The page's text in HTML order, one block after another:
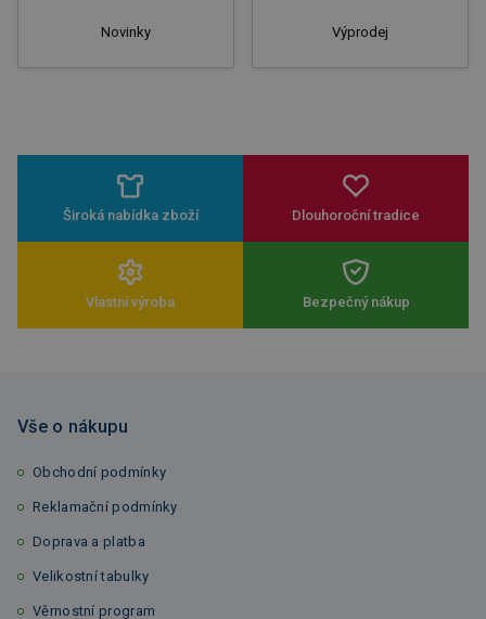
Novinky Výprodej
Široká nabídka zboží Dlouhoroční tradice
Vlastní výroba Bezpečný nákup
Vše o nákupu
Obchodní podmínky
Reklamační podmínky
Doprava a platba
Velikostní tabulky
Věrnostní program